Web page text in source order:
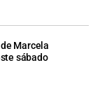
de Marcela
sábado